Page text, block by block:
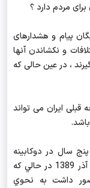
مردم دارد ؟
پیام و هشدارهای
و نکشاندن آنها
، در عین حالی که
قبلی ایران می تواند
سال در دوکابينه
احمدي نژاد با وي همکاري داشت ناگهان در 22 آذر 1389 در حالي که
داشت به نحوي